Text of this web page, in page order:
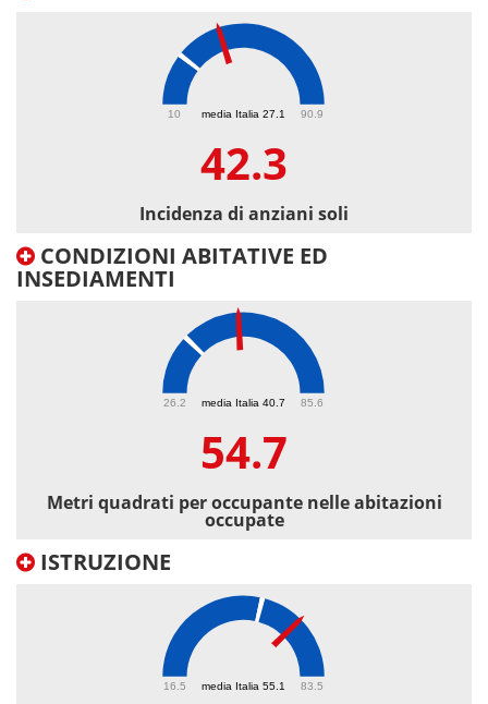
media Italia 27.1
10 90.9
42.3
Incidenza di anziani soli
CONDIZIONI ABITATIVE ED
INSEDIAMENTI
media Italia 40.7
26.2 85.6
54.7
Metri quadrati per occupante nelle abitazioni
occupate
ISTRUZIONE
media Italia 55.1
16.5 83.5